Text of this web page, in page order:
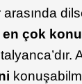
en çok